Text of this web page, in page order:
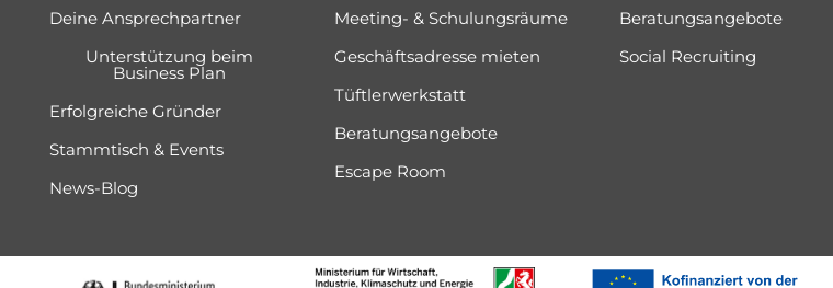
Deine Ansprechpartner
Unterstützung beim
Business Plan
Erfolgreiche Gründer
Stammtisch & Events
News-Blog
Meeting- & Schulungsräume
Geschäftsadresse mieten
Tüftlerwerkstatt
Beratungsangebote
Escape Room
Beratungsangebote
Social Recruiting